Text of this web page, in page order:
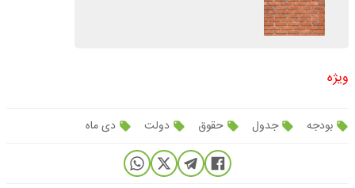
ویژه
بودجه جدول حقوق دولت دی ماه